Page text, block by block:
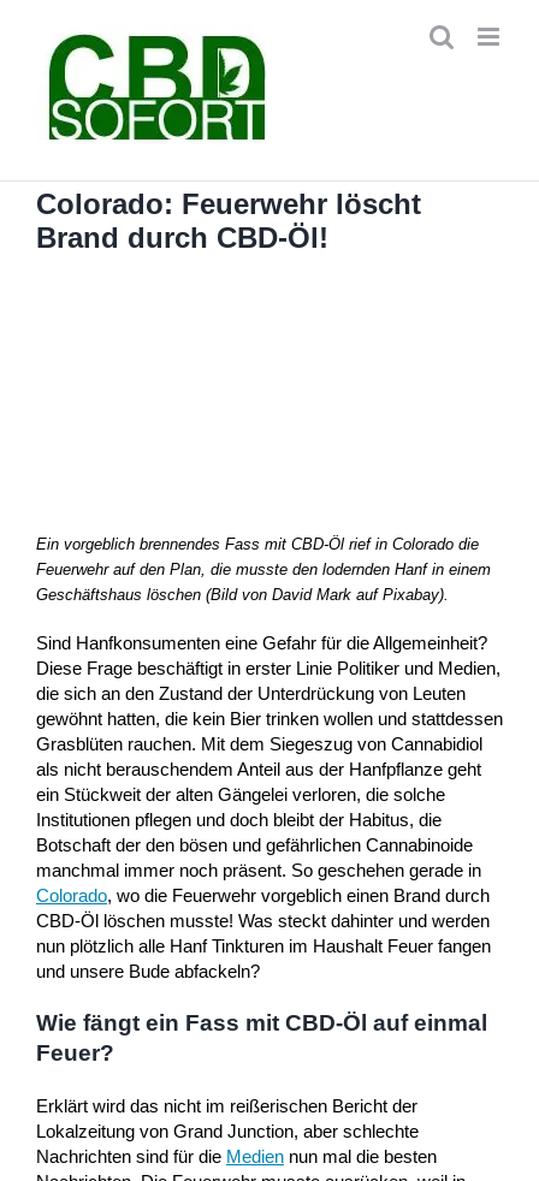
springen
Colorado: Feuerwehr löscht
Brand durch CBD-Öl!
Ein vorgeblich brennendes Fass mit CBD-Öl rief in Colorado die
Feuerwehr auf den Plan, die musste den lodernden Hanf in einem
Geschäftshaus löschen (Bild von David Mark auf Pixabay).
Sind Hanfkonsumenten eine Gefahr für die Allgemeinheit?
Diese Frage beschäftigt in erster Linie Politiker und Medien,
die sich an den Zustand der Unterdrückung von Leuten
gewöhnt hatten, die kein Bier trinken wollen und stattdessen
Grasblüten rauchen. Mit dem Siegeszug von Cannabidiol
als nicht berauschendem Anteil aus der Hanfpflanze geht
ein Stückweit der alten Gängelei verloren, die solche
Institutionen pflegen und doch bleibt der Habitus, die
Botschaft der den bösen und gefährlichen Cannabinoide
manchmal immer noch präsent. So geschehen gerade in
Colorado, wo die Feuerwehr vorgeblich einen Brand durch
CBD-Öl löschen musste! Was steckt dahinter und werden
nun plötzlich alle Hanf Tinkturen im Haushalt Feuer fangen
und unsere Bude abfackeln?
Wie fängt ein Fass mit CBD-Öl auf einmal
Feuer?
Erklärt wird das nicht im reißerischen Bericht der
Lokalzeitung von Grand Junction, aber schlechte
Nachrichten sind für die Medien nun mal die besten